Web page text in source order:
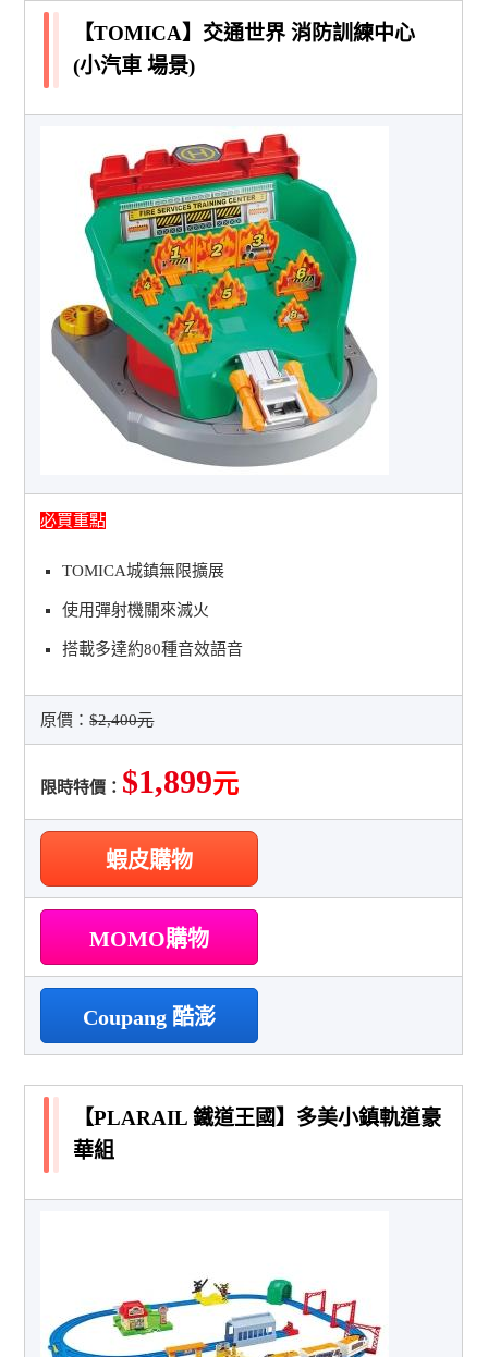
【TOMICA】交通世界 消防訓練中心
(小汽車 場景)
必買重點
TOMICA城鎮無限擴展
使用彈射機關來滅火
搭載多達約80種音效語音
原價：$2,400元
限時特價： $1,899元
蝦皮購物
MOMO購物
Coupang 酷澎
【PLARAIL 鐵道王國】多美小鎮軌道豪
華組